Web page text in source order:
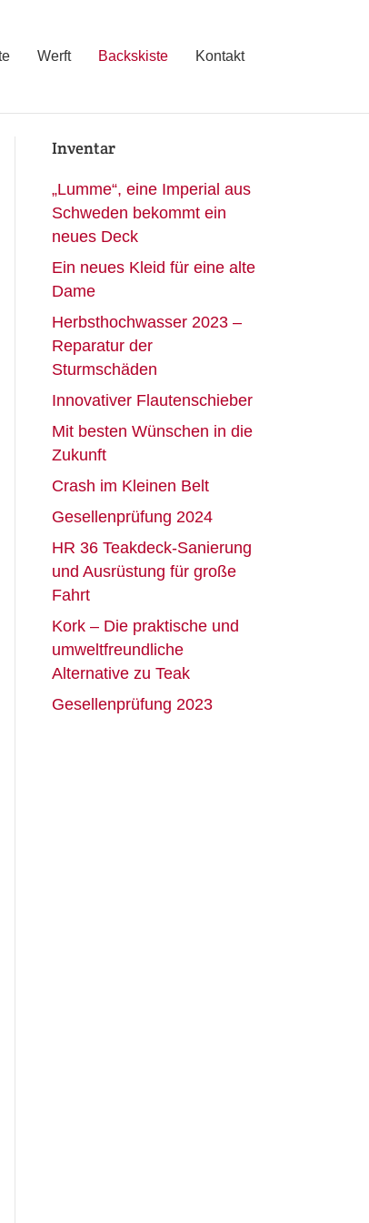
Werft Backskiste Kontakt
Inventar
„Lumme“, eine Imperial aus
Schweden bekommt ein
neues Deck
Ein neues Kleid für eine alte
Dame
Herbsthochwasser 2023 –
Reparatur der
Sturmschäden
Innovativer Flautenschieber
Mit besten Wünschen in die
Zukunft
Crash im Kleinen Belt
Gesellenprüfung 2024
HR 36 Teakdeck-Sanierung
und Ausrüstung für große
Fahrt
Kork – Die praktische und
umweltfreundliche
Alternative zu Teak
Gesellenprüfung 2023